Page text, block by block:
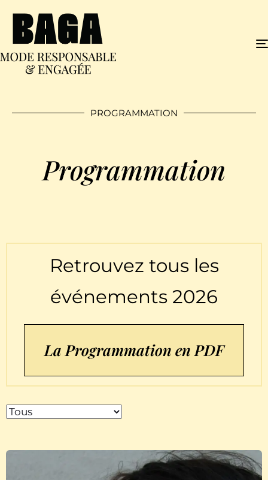
PROGRAMMATION
Programmation
Retrouvez tous les
événements 2026
La Programmation en PDF